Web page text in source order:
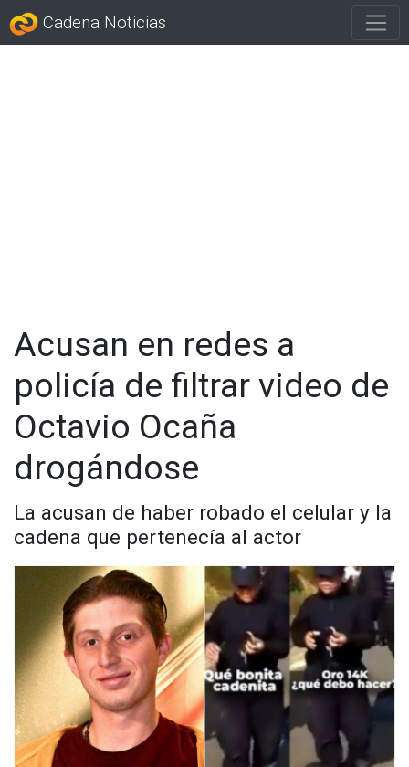
Cadena Noticias
Acusan en redes a
policía de filtrar video de
Octavio Ocaña
drogándose
La acusan de haber robado el celular y la
cadena que pertenecía al actor